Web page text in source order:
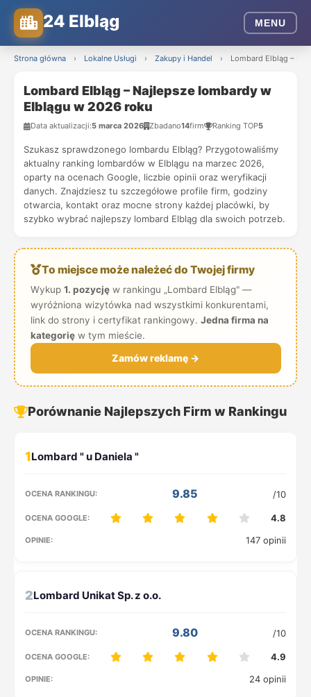
24 Elbląg MENU
Strona główna › Lokalne Usługi › Zakupy i Handel › Lombard Elbląg –
Lombard Elbląg – Najlepsze lombardy w
Elblągu w 2026 roku
Data aktualizacji:5 marca 2026 Zbadano14firm Ranking TOP5
Szukasz sprawdzonego lombardu Elbląg? Przygotowaliśmy
aktualny ranking lombardów w Elblągu na marzec 2026,
oparty na ocenach Google, liczbie opinii oraz weryfikacji
danych. Znajdziesz tu szczegółowe profile firm, godziny
otwarcia, kontakt oraz mocne strony każdej placówki, by
szybko wybrać najlepszy lombard Elbląg dla swoich potrzeb.
To miejsce może należeć do Twojej firmy
Wykup 1. pozycjęw rankingu „Lombard Elbląg" —
wyróżniona wizytówka nad wszystkimi konkurentami,
link do strony i certyfikat rankingowy. Jedna firma na
kategorięw tym mieście.
Zamów reklamę →
Porównanie Najlepszych Firm w Rankingu
1
9.85 /10
4.8
147 opinii
2
9.80 /10
4.9
24 opinii